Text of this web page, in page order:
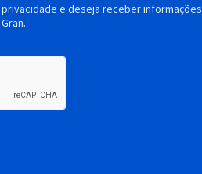
e deseja receber informações